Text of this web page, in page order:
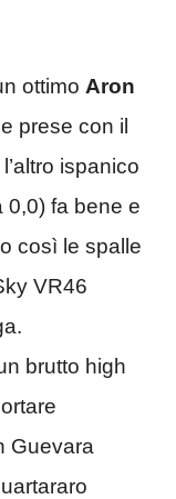
ottimo Aron
prese con il
ispanico
0,0) fa bene e
così le spalle
VR46
brutto high
Guevara